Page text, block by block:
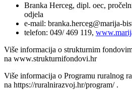
Branka Herceg, dipl. oec,
odjela
e-mail: branka.herceg@marija-
telefon: 049/ 469 119,
Više informacija o strukturnim
na www.strukturnifondovi.hr
Više informacija o Programu ruralnog
na https://ruralnirazvoj.hr/program/ .